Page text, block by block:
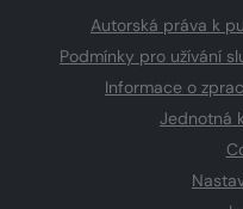
Autorská práva k
Podmínky pro užívání
Informace o
Jednotná